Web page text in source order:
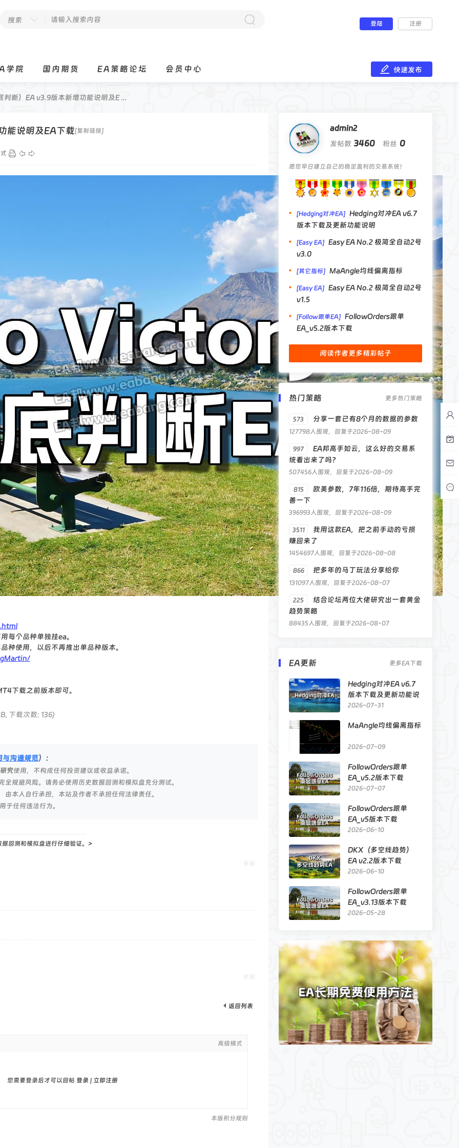
搜索 登陆 注册
学院 国内期货 EA策略论坛 会员中心 快速发布
断）EA v3.9版本新增功能说明及E ...
admin2
发帖数 3460 粉丝 0
愿您早日建立自己的稳定盈利的交易系统！
[Hedging对冲EA] Hedging对冲EA v6.7
版本下载及更新功能说明
[Easy EA] Easy EA No.2 极简全自动2号
v3.0
[其它指标] MaAngle均线偏离指标
[Easy EA] Easy EA No.2 极简全自动2号
v1.5
[Follow跟单EA] FollowOrders跟单
EA_v5.2版本下载
阅读作者更多精彩帖子
热门策略 更多热门策略
573 分享一套已有8个月的数据的参数
127798人围观，回复于2026-08-09
997
EA邦高手如云，这么好的交易系
统看出来了吗？
507456人围观，回复于2026-08-09
815
欧美参数，7年116倍，期待高手完
善一下
396993人围观，回复于2026-08-09
3511
我用这款EA，把之前手动的亏损
赚回来了
1454697人围观，回复于2026-08-08
866 把多年的马丁玩法分享给你
131097人围观，回复于2026-08-07
225
结合论坛两位大佬研究出一套黄金
趋势策略
88435人围观，回复于2026-08-07
EA更新 更多EA下载
Hedging对冲EA v6.7
版本下载及更新功能说
明
2026-07-31
MaAngle均线偏离指标
2026-07-09
FollowOrders跟单
EA_v5.2版本下载
2026-07-07
FollowOrders跟单
EA_v5版本下载
2026-06-10
DKX（多空线趋势）
EA v2.2版本下载
2026-06-10
FollowOrders跟单
EA_v3.13版本下载
2026-05-28
能说明及EA下载[复制链接]
每个品种单独挂ea。
种使用，以后不再推出单品种版本。
下载之前版本即可。
下载次数: 136)
与沟通规范）：
究使用，不构成任何投资建议或收益承诺。
规避风险。请务必使用历史数据回测和模拟盘充分测试。
本人自行承担，本站及作者不承担任何法律责任。
于任何违法行为。
回测和模拟盘进行仔细验证。>
返回列表
高级模式
您需要登录后才可以回帖 登录 | 立即注册
本版积分规则